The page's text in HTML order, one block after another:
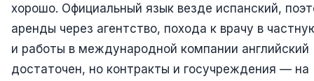
хорошо. Официальный язык везде испанский,
аренды через агентство, похода к врачу в
и работы в международной компании английский
достаточен, но контракты и госучреждения — на